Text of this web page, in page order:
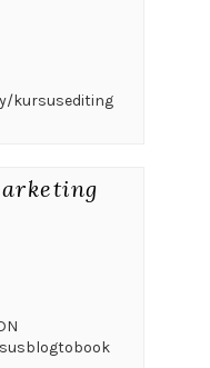
kursusediting